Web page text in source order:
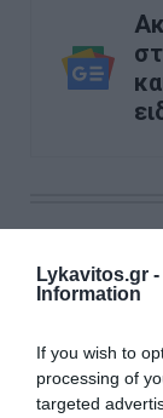
Lykavitos.gr -
Information
If you wish to
processing of
targeted
Κοντογεώργης:
παροχολογική»
Παρέμβαση
στο